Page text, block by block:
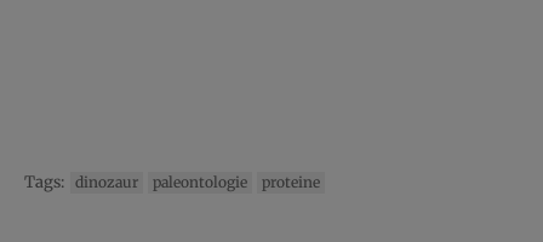
Tags: dinozaur paleontologie proteine